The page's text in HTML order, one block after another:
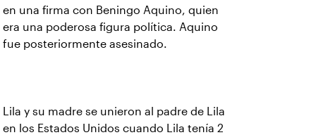
en una firma con Beningo Aquino, quien
era una poderosa figura política. Aquino
fue posteriormente asesinado.
Lila y su madre se unieron al padre de Lila
en los Estados Unidos cuando Lila tenía 2